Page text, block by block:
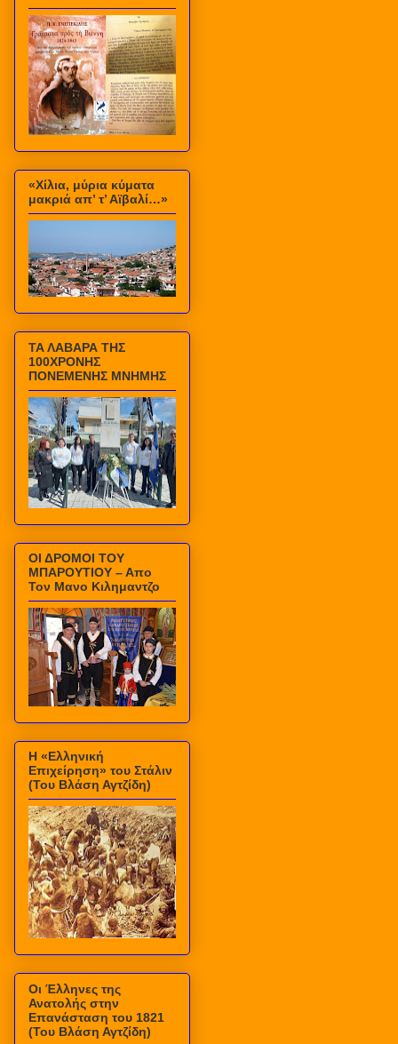
«Χίλια, μύρια κύματα
μακριά απ’ τ’ Αϊβαλί…»
ΤΑ ΛΑΒΑΡΑ ΤΗΣ
100ΧΡΟΝΗΣ
ΠΟΝΕΜΕΝΗΣ ΜΝΗΜΗΣ
ΟΙ ΔΡΟΜΟΙ ΤΟΥ
ΜΠΑΡΟΥΤΙΟΥ – Απο
Τον Μανο Κιλημαντζο
Η «Ελληνική
Επιχείρηση» του Στάλιν
(Του Βλάση Αγτζίδη)
Οι Έλληνες της
Ανατολής στην
Επανάσταση του 1821
(Του Βλάση Αγτζίδη)